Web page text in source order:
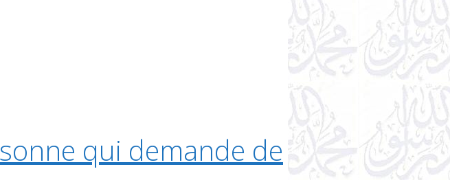
qui demande de